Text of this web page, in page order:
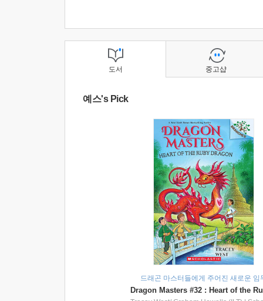
도서
예스's Pick
드래곤 마스터들에게 주어진 새로운 임
중고샵